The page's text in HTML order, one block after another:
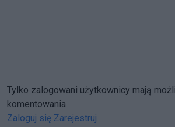
Tylko zalogowani użytkownicy mają
komentowania
Zaloguj się Zarejestruj